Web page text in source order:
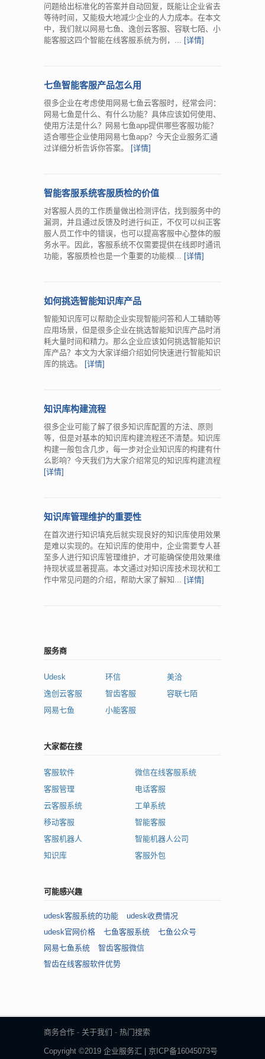
问题给出标准化的答案并自动回复，既能让企业省去
等待时间，又能极大地减少企业的人力成本。在本文
中，我们就以网易七鱼、逸创云客服、容联七陌、小
能客服这四个智能在线客服系统为例，... [详情]
七鱼智能客服产品怎么用
很多企业在考虑使用网易七鱼云客服时，经常会问：
网易七鱼是什么、有什么功能？具体应该如何使用、
使用方法是什么？网易七鱼app提供哪些客服功能？
适合哪些企业使用网易七鱼app？今天企业服务汇通
过详细分析告诉你答案。 [详情]
智能客服系统客服质检的价值
对客服人员的工作质量做出检测评估，找到服务中的
漏洞，并且通过反馈及时进行纠正，不仅可以纠正客
服人员工作中的错误，也可以提高客服中心整体的服
务水平。因此，客服系统不仅需要提供在线即时通讯
功能，客服质检也是一个重要的功能模... [详情]
如何挑选智能知识库产品
智能知识库可以帮助企业实现智能问答和人工辅助等
应用场景，但是很多企业在挑选智能知识库产品时消
耗大量时间和精力。那么企业应该如何挑选智能知识
库产品？本文为大家详细介绍如何快速进行智能知识
库的挑选。 [详情]
知识库构建流程
很多企业可能了解了很多知识库配置的方法、原则
等，但是对基本的知识库构建流程还不清楚。知识库
构建一般包含几步，每一步对企业知识库的构建有什
么影响？今天我们为大家介绍常见的知识库构建流程
[详情]
知识库管理维护的重要性
在首次进行知识填充后就实现良好的知识库使用效果
是难以实现的。在知识库的使用中，企业需要专人甚
至多人进行知识库管理维护，才可能确保使用效果维
持现状或显著提高。本文通过对知识库技术现状和工
作中常见问题的介绍，帮助大家了解知... [详情]
服务商
Udesk 环信
美洽
逸创云客服
智齿客服
容联七陌
网易七鱼
小能客服
大家都在搜
客服软件
微信在线客服系统
客服管理
电话客服
云客服系统
工单系统
移动客服
智能客服
客服机器人
智能机器人公司
知识库
客服外包
可能感兴趣
udesk客服系统的功能
udesk收费情况
udesk官网价格
七鱼客服系统
七鱼公众号
网易七鱼系统
智齿客服微信
智齿在线客服软件优势
商务合作 - 关于我们 - 热门搜索
Copyright ©2019 企业服务汇 | 京ICP备16045073号